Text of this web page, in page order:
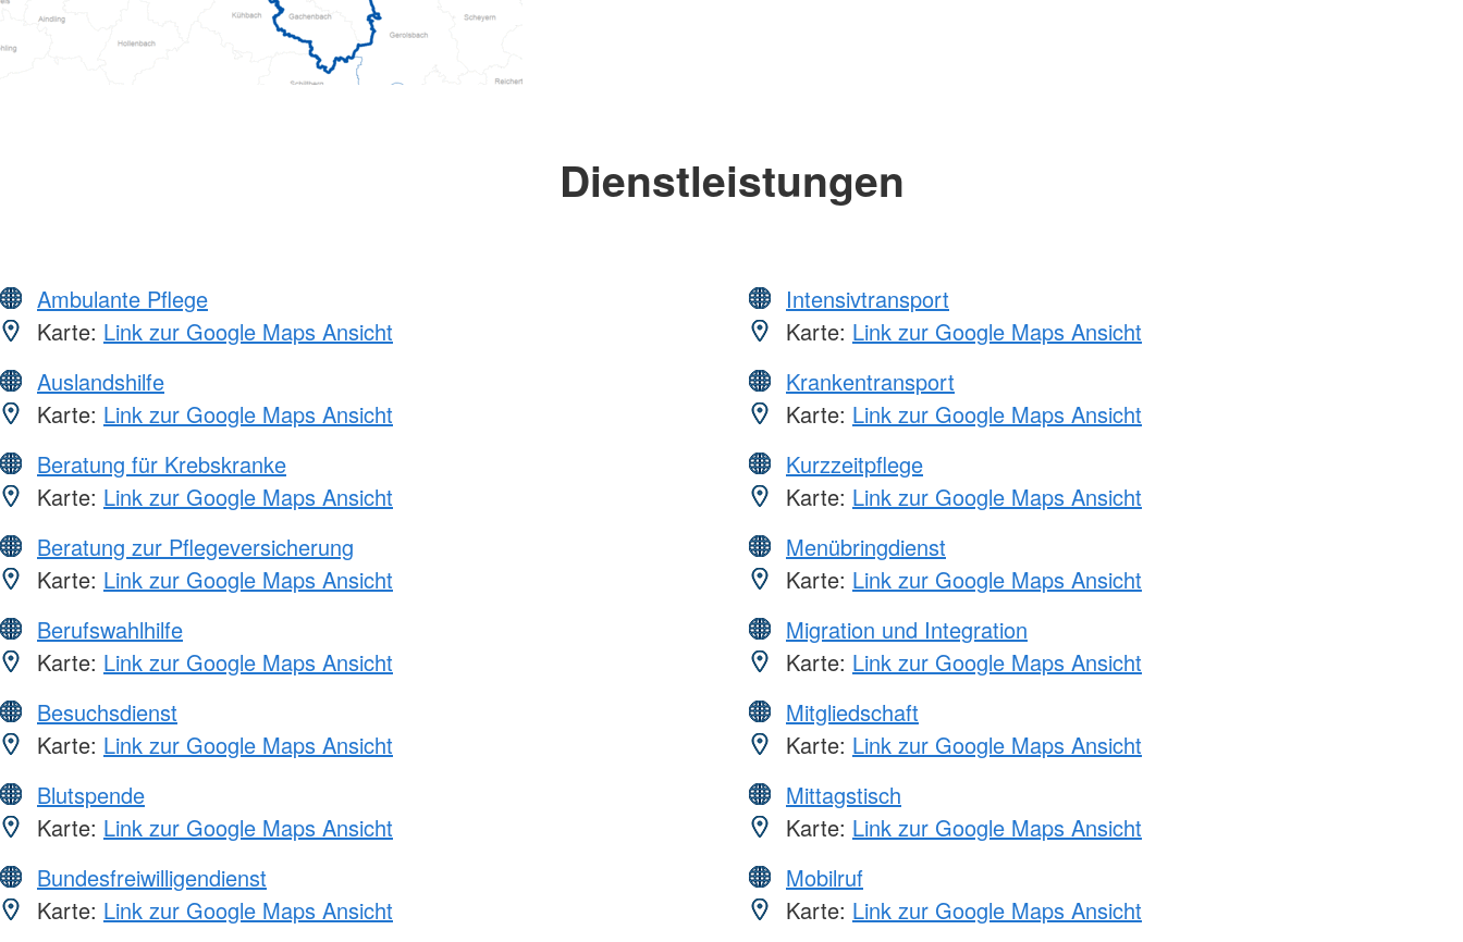
Dienstleistungen
Ambulante Pflege
Karte: Link zur Google Maps Ansicht
Auslandshilfe
Karte: Link zur Google Maps Ansicht
Beratung für Krebskranke
Karte: Link zur Google Maps Ansicht
Beratung zur Pflegeversicherung
Karte: Link zur Google Maps Ansicht
Berufswahlhilfe
Karte: Link zur Google Maps Ansicht
Besuchsdienst
Karte: Link zur Google Maps Ansicht
Blutspende
Karte: Link zur Google Maps Ansicht
Bundesfreiwilligendienst
Karte: Link zur Google Maps Ansicht
Intensivtransport
Karte: Link zur Google Maps Ansicht
Krankentransport
Karte: Link zur Google Maps Ansicht
Kurzzeitpflege
Karte: Link zur Google Maps Ansicht
Menübringdienst
Karte: Link zur Google Maps Ansicht
Migration und Integration
Karte: Link zur Google Maps Ansicht
Mitgliedschaft
Karte: Link zur Google Maps Ansicht
Mittagstisch
Karte: Link zur Google Maps Ansicht
Mobilruf
Karte: Link zur Google Maps Ansicht